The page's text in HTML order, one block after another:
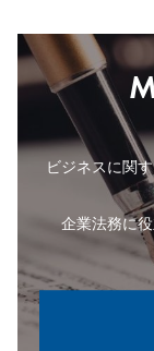
ビジネスに関
企業法務に